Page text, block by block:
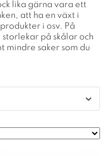
lika gärna vara ett
att ha en växt i
i osv. På
på skålar och
mindre saker som du